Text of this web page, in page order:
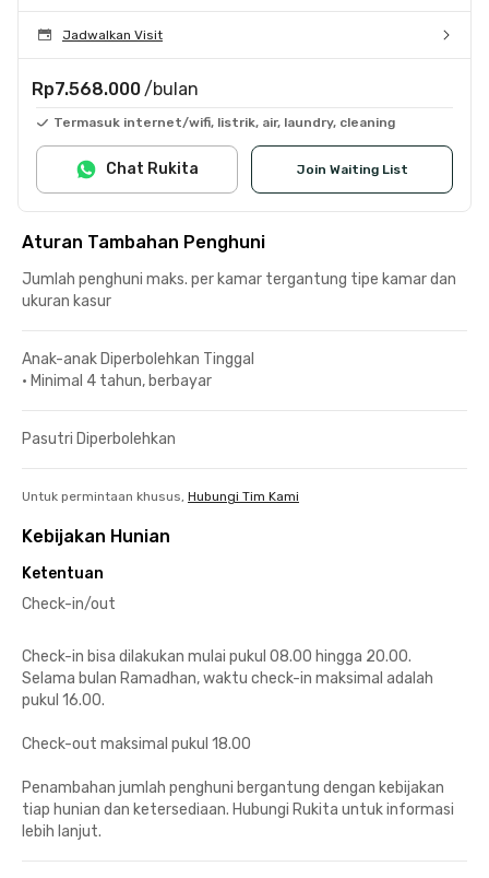
Jadwalkan Visit
Rp7.568.000 /bulan
Termasuk internet/wifi, listrik, air, laundry, cleaning
Join Waiting List
Chat Rukita
Aturan Tambahan Penghuni
Jumlah penghuni maks. per kamar tergantung tipe kamar dan
ukuran kasur
Anak-anak Diperbolehkan Tinggal
• Minimal 4 tahun, berbayar
Pasutri Diperbolehkan
Untuk permintaan khusus, Hubungi Tim Kami
Kebijakan Hunian
Ketentuan
Check-in/out
Check-in bisa dilakukan mulai pukul 08.00 hingga 20.00.
Selama bulan Ramadhan, waktu check-in maksimal adalah
pukul 16.00.
Check-out maksimal pukul 18.00
Penambahan jumlah penghuni bergantung dengan kebijakan
tiap hunian dan ketersediaan. Hubungi Rukita untuk informasi
lebih lanjut.